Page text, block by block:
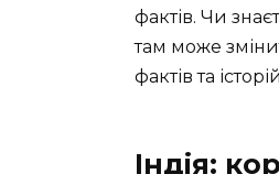
фактів. Чи
там може
фактів та
Індія: